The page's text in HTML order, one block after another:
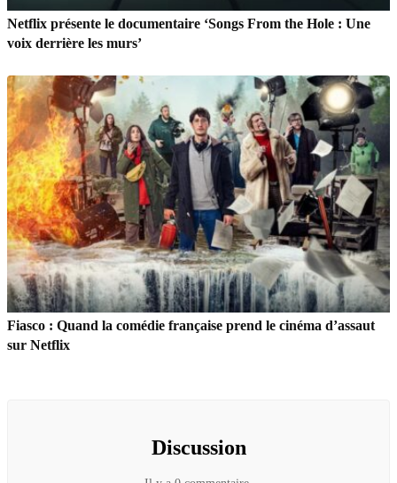
Netflix présente le documentaire ‘Songs From the Hole : Une
voix derrière les murs’
Fiasco : Quand la comédie française prend le cinéma d’assaut
sur Netflix
Discussion